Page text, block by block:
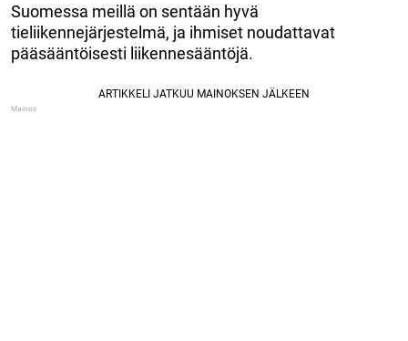
Suomessa meillä on sentään hyvä
tieliikennejärjestelmä, ja ihmiset noudattavat
pääsääntöisesti liikennesääntöjä.